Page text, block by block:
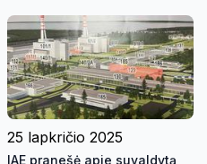
droną su baltarusiškomis
cigaretėmis
25 lapkričio 2025
IAE pranešė apie suvaldytą